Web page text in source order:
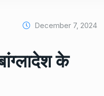
December 7, 2024
के